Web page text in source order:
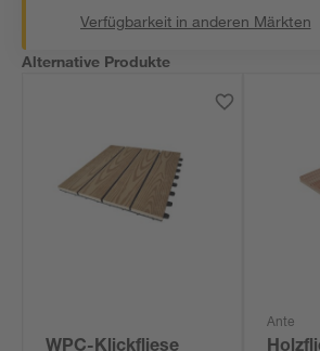
Verfügbarkeit in anderen Märkten
Alternative Produkte
Ante